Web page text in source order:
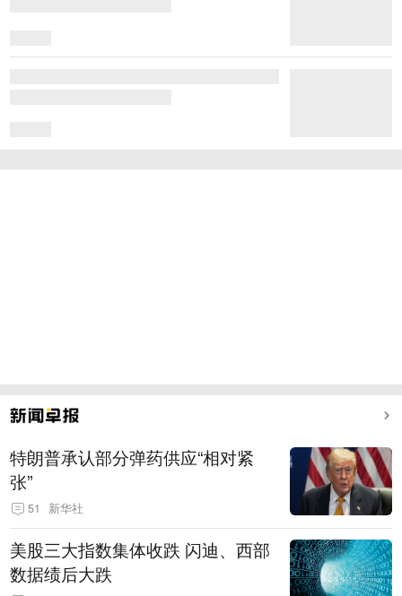
特朗普承认部分弹药供应“相对紧
张”
51 新华社
美股三大指数集体收跌 闪迪、西部
数据绩后大跌